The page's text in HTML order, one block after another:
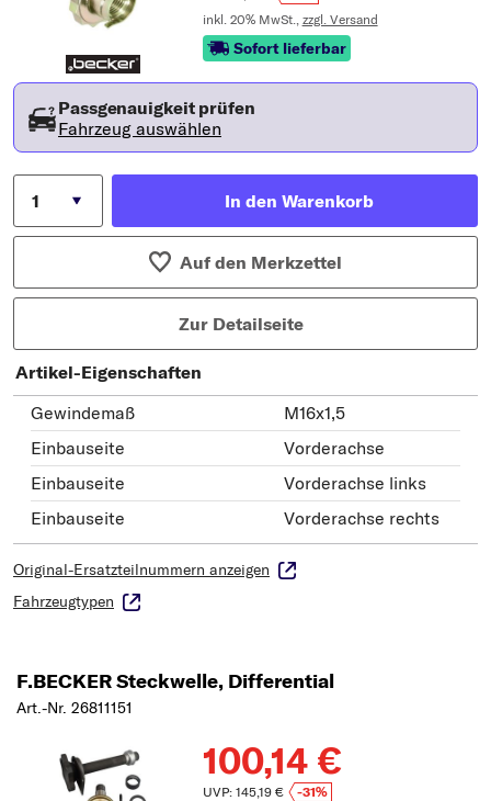
inkl. 20% MwSt., zzgl. Versand
Sofort lieferbar
Passgenauigkeit prüfen
Fahrzeug auswählen
In den Warenkorb
Auf den Merkzettel
Zur Detailseite
Artikel-Eigenschaften
Gewindemaß
M16x1,5
Einbauseite
Vorderachse
Einbauseite
Vorderachse links
Einbauseite
Vorderachse rechts
Original-Ersatzteilnummern anzeigen
Fahrzeugtypen
F.BECKER Steckwelle, Differential
Art.-Nr. 26811151
100,14 €
UVP: 145,19 €
-31%